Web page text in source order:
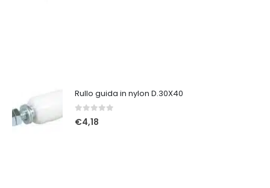
Rullo guida in nylon D.30X40
0Su 5
€4,18